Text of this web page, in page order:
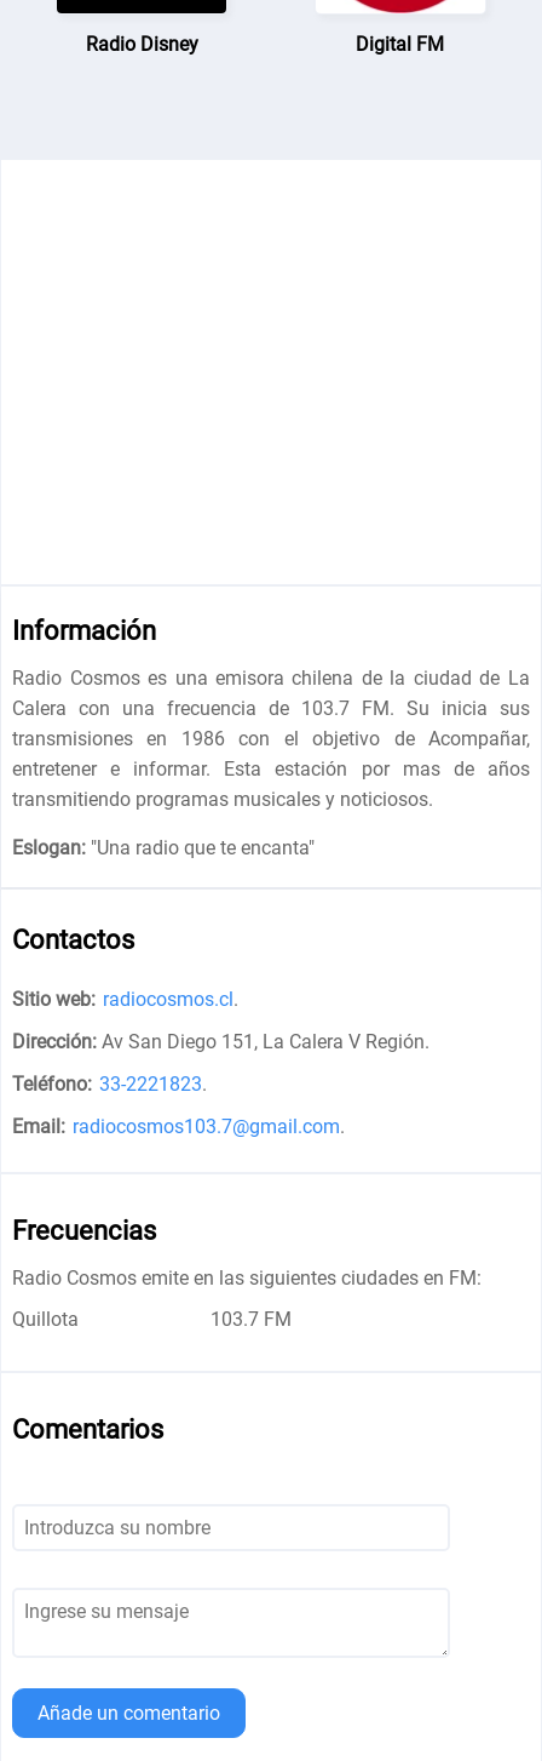
Radio Disney Digital FM
Información
Radio Cosmos es una emisora chilena de la ciudad de La
Calera con una frecuencia de 103.7 FM. Su inicia sus
transmisiones en 1986 con el objetivo de Acompañar,
entretener e informar. Esta estación por mas de años
transmitiendo programas musicales y noticiosos.
Eslogan: "Una radio que te encanta"
Contactos
Sitio web: radiocosmos.cl.
Dirección: Av San Diego 151, La Calera V Región.
Teléfono: 33-2221823.
Email: radiocosmos103.7@gmail.com.
Frecuencias
Radio Cosmos emite en las siguientes ciudades en FM:
Quillota
103.7 FM
Comentarios
Añade un comentario